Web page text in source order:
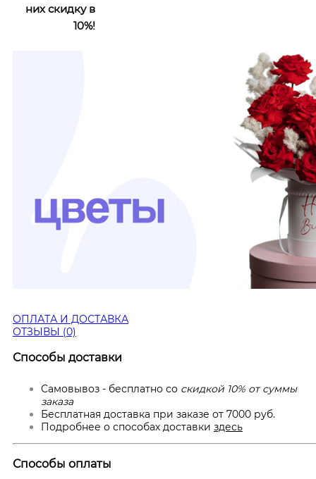
них скидку в
10%!
ОПЛАТА И ДОСТАВКА
ОТЗЫВЫ (0)
Способы доставки
Самовывоз - бесплатно со скидкой 10% от суммы
заказа
Бесплатная доставка при заказе от 7000 руб.
Подробнее о способах доставки здесь
Способы оплаты